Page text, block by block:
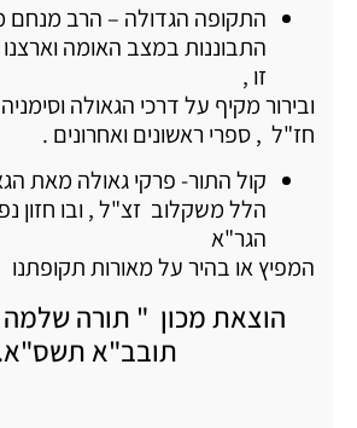
התקופה הגדולה – הרב מנחם
התבוננות במצב האומה
זו ,
ובירור מקיף על דרכי הגאולה
חז"ל , ספרי ראשונים ואחרונים .
קול התור- פרקי גאולה מאת
הלל משקלוב זצ"ל , ובו חזון
הגר"א
המפיץ או בהיר על מאורות תקופתנו
הוצאת מכון " תורה שלמה
תובב"א